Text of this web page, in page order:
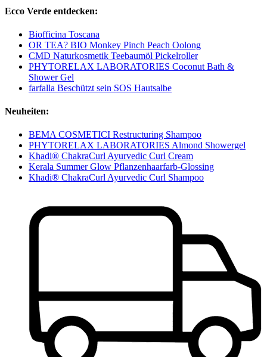
Ecco Verde entdecken:
Biofficina Toscana
OR TEA? BIO Monkey Pinch Peach Oolong
CMD Naturkosmetik Teebaumöl Pickelroller
PHYTORELAX LABORATORIES Coconut Bath &
Shower Gel
farfalla Beschützt sein SOS Hautsalbe
Neuheiten:
BEMA COSMETICI Restructuring Shampoo
PHYTORELAX LABORATORIES Almond Showergel
Khadi® ChakraCurl Ayurvedic Curl Cream
Kerala Summer Glow Pflanzenhaarfarb-Glossing
Khadi® ChakraCurl Ayurvedic Curl Shampoo